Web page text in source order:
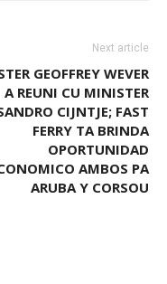
Next article
GEOFFREY WEVER
A REUNI CU MINISTER
CIJNTJE; FAST
FERRY TA BRINDA
OPORTUNIDAD
AMBOS PA
ARUBA Y CORSOU